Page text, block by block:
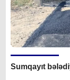
Sumqayıt